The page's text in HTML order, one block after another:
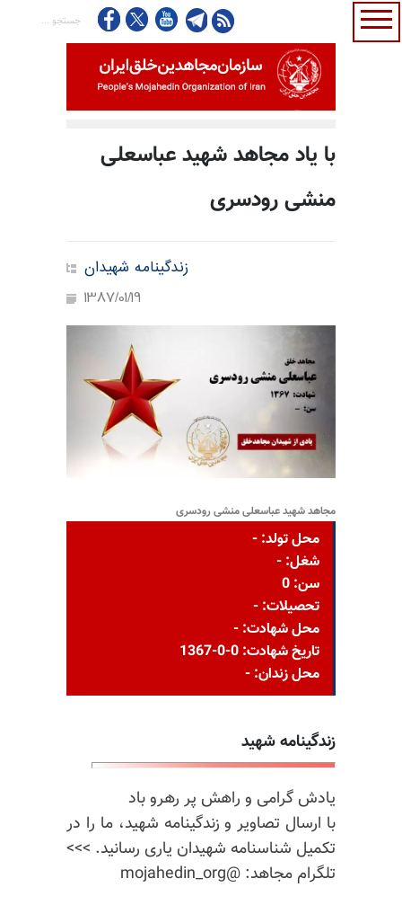
با یاد مجاهد شهید عباسعلی
منشی رودسری
زندگینامه شهیدان
1387/01/19
مجاهد شهید عباسعلی منشی رودسری
محل تولد: -
شغل: -
سن: 0
تحصیلات: -
محل شهادت: -
تاریخ شهادت: 0-0-1367
محل زندان: -
زندگینامه شهید
یادش گرامی و راهش پر رهرو باد
با ارسال تصاویر و زندگینامه شهید، ما را در
تکمیل شناسنامه شهیدان یاری رسانید. >>>
تلگرام مجاهد: @mojahedin_org